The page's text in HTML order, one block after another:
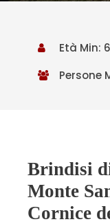
Età Min:
Persone
Brindisi
Monte
Cornice